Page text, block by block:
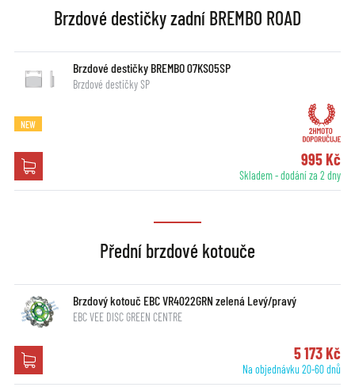
Brzdové destičky zadní BREMBO ROAD
Brzdové destičky BREMBO 07KS05SP
Brzdové destičky SP
NEW
995 Kč
Skladem - dodání za 2 dny
Přední brzdové kotouče
Brzdový kotouč EBC VR4022GRN zelená Levý/pravý
EBC VEE DISC GREEN CENTRE
5 173 Kč
Na objednávku 20-60 dnů